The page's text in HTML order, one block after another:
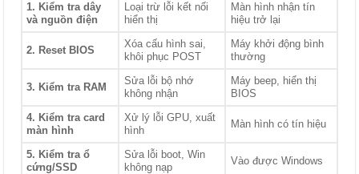
1. Kiểm tra dây
và nguồn điện
Loại trừ lỗi kết nối
hiển thị
Màn hình nhận tín
hiệu trở lại
2. Reset BIOS
Xóa cấu hình sai,
khôi phục POST
Máy khởi động bình
thường
3. Kiểm tra RAM
Sửa lỗi bộ nhớ
không nhận
Máy beep, hiển thị
BIOS
4. Kiểm tra card
màn hình
Xử lý lỗi GPU, xuất
hình
Màn hình có tín hiệu
5. Kiểm tra ổ
cứng/SSD
Sửa lỗi boot, Win
không nạp
Vào được Windows